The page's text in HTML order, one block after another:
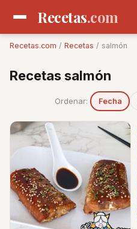
Recetas.com
Recetas.com / Recetas / salmón
Recetas salmón
Ordenar: Fecha